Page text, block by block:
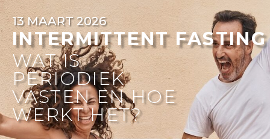
13 MAART 2026
INTERMITTENT FASTING
WAT IS
PERIODIEK
VASTEN EN HOE
WERKT HET?